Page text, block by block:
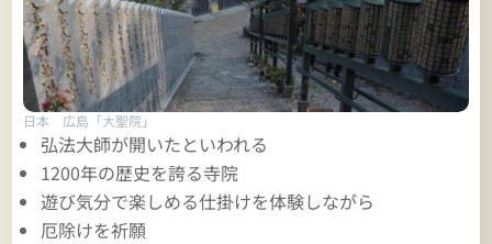
日本 広島「大聖院」
弘法大師が開いたといわれる
1200年の歴史を誇る寺院
遊び気分で楽しめる仕掛けを体験しながら
厄除けを祈願